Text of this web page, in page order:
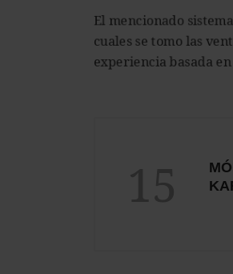
El mencionado
cuales se tomo las
experiencia basada